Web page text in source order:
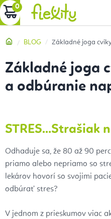
Prejsť
na
NÁKUPNÝ
Domov
BLOG Základné joga
Základné joga
a odbúranie
STRES…Strašiak
Odhaduje sa, že 80 až 90
priamo alebo nepriamo so
lekárov hovorí so svojimi
odbúrať stres?
V jednom z prieskumov viac